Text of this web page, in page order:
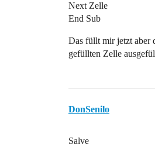
Next Zelle
End Sub
Das füllt mir jetzt aber
gefüllten Zelle
DonSenilo
Salve